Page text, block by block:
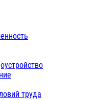
труда